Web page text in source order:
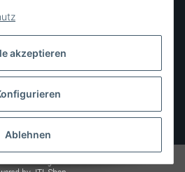
akzeptieren
Ablehnen
widerrufen